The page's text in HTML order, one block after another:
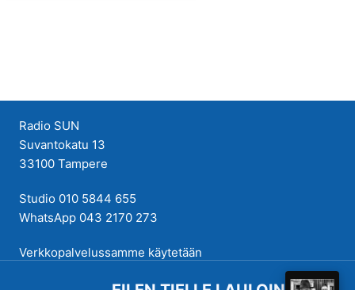
Radio SUN
Suvantokatu 13
33100 Tampere
Studio 010 5844 655
WhatsApp 043 2170 273
Verkkopalvelussamme käytetään